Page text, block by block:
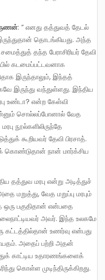
: ” எனது தத்துவத் தேடல்
தொடங்கியது. அந்த
தந்த பேராசிரியர் தேவி
கடமைப்பட்டவனாக
இருந்தாலும், இந்தத்
இருந்து வந்துள்ளது. இந்திய
உண்டா? என்ற கேள்வி
சொல்லப்போனால் வேத
நூல்களிலிருந்தே
கூறியவர் தேவி பிரசாத்.
கொண்டுதான் நான் மார்க்சிய
மறுத்து, வேத மறுப்பு மரபும்
ஒரு பகுதிதான் என்பதை
அவர். இந்த உலகமே
கட்டத்தில்தான் உணர்வு என்பது
அதைப் பற்றி அதன்
காட்டிய உதாரணங்களைக்
கொள்ள முடிந்திருக்கிறது.